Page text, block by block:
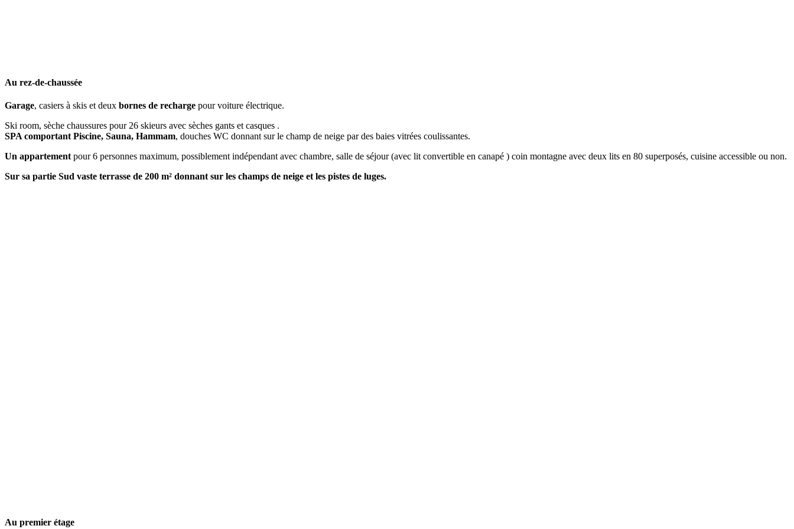
Au rez-de-chaussée
Garage, casiers à skis et deux bornes de recharge pour voiture électrique.
Ski room, sèche chaussures pour 26 skieurs avec sèches gants et casques .
SPA comportant Piscine, Sauna, Hammam, douches WC donnant sur le champ de neige par des baies vitrées coulissantes.
Un appartement pour 6 personnes maximum, possiblement indépendant avec chambre, salle de séjour (avec lit convertible en canapé ) coin montagne avec deux lits en 80 superposés, cuisine accessible ou non.
Sur sa partie Sud vaste terrasse de 200 m² donnant sur les champs de neige et les pistes de luges.
Au premier étage